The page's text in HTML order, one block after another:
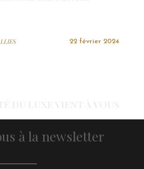
22 février 2024
à la newsletter